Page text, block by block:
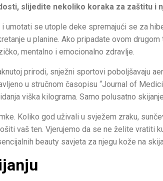
slijedite nekoliko koraka za zaštitu i
umotati se utople deke spremajući se za
u planine. Ako pripadate ovom
mentalno i emocionalno zdravlje.
prirodi, snježni sportovi poboljšavaju
u stručnom časopisu “Journal of
viška kilograma. Samo polusatno
Koliko god uživali u svježem zraku,
vaš ten. Vjerujemo da se ne želite vratiti
beauty savjeta za njegu kože na